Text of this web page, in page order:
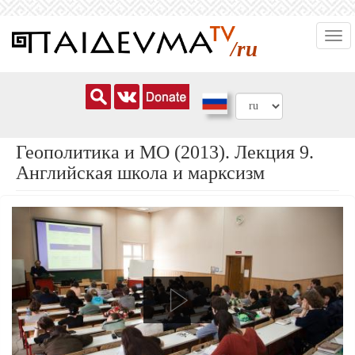
основному
/ru
Геополитика и МО (2013). Лекция 9.
Английская школа и марксизм